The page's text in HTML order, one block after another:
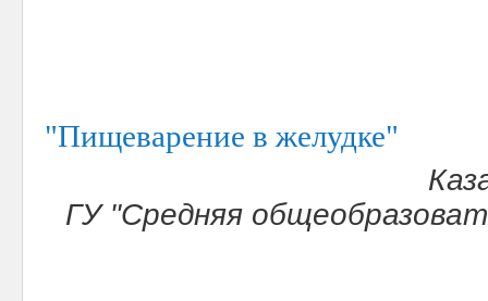
"Пищеварение в желудке"
ГУ "Средняя